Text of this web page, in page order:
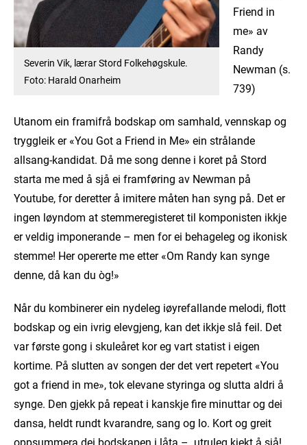
Severin Vik, lærar Stord Folkehøgskule.
Foto: Harald Onarheim
Friend in
me» av
Randy
Newman (s.
739)
Utanom ein framifrå bodskap om samhald, vennskap og
tryggleik er «You Got a Friend in Me» ein strålande
allsang-kandidat. Då me song denne i koret på Stord
starta me med å sjå ei framføring av Newman på
Youtube, for deretter å imitere måten han syng på. Det er
ingen løyndom at stemmeregisteret til komponisten ikkje
er veldig imponerande – men for ei behageleg og ikonisk
stemme! Her opererte me etter «Om Randy kan synge
denne, då kan du òg!»
Når du kombinerer ein nydeleg iøyrefallande melodi, flott
bodskap og ein ivrig elevgjeng, kan det ikkje slå feil. Det
var første gong i skuleåret kor eg vart statist i eigen
kortime. På slutten av songen der det vert repetert «You
got a friend in me», tok elevane styringa og slutta aldri å
synge. Den gjekk på repeat i kanskje fire minuttar og dei
dansa, heldt rundt kvarandre, sang og lo. Kort og greit
oppsummera dei bodskapen i låta – utruleg kjekt å sjå!